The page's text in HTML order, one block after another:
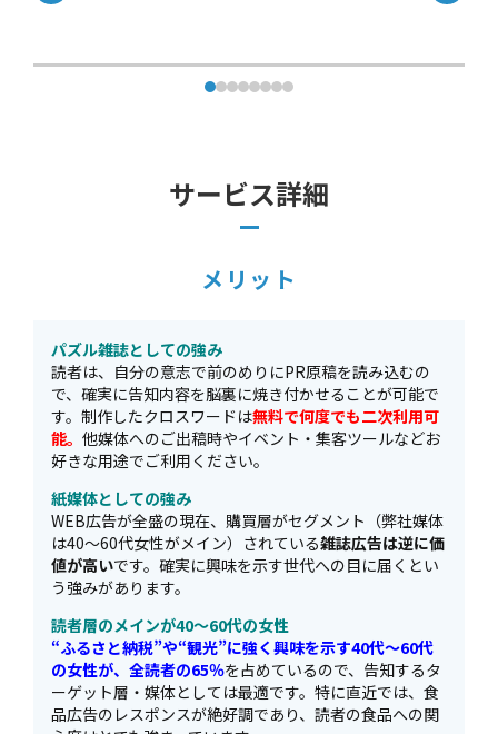
サービス詳細
メリット
パズル雑誌としての強み
読者は、自分の意志で前のめりにPR原稿を読み込むの
で、確実に告知内容を脳裏に焼き付かせることが可能で
す。制作したクロスワードは無料で何度でも二次利用可
能。 他媒体へのご出稿時やイベント・集客ツールなどお
好きな用途でご利用ください。
紙媒体としての強み
WEB広告が全盛の現在、購買層がセグメント（弊社媒体
は40～60代女性がメイン）されている雑誌広告は逆に価
値が高いです。確実に興味を示す世代への目に届くとい
う強みがあります。
読者層のメインが40～60代の女性
“ふるさと納税”や“観光”に強く興味を示す40代～60代
の女性が、全読者の65％を占めているので、告知するタ
ーゲット層・媒体としては最適です。特に直近では、食
品広告のレスポンスが絶好調であり、読者の食品への関